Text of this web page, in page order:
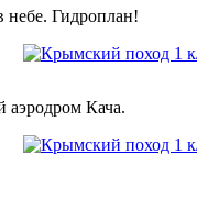
Гидроплан!
аэродром Кача.